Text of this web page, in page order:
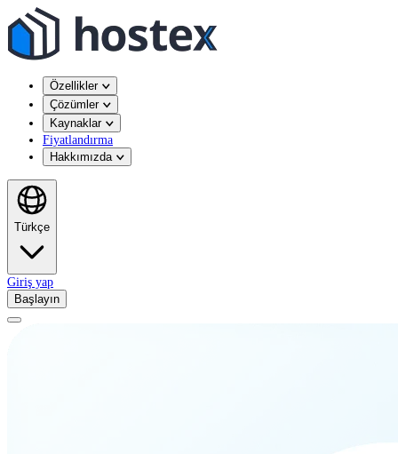
Özellikler
Çözümler
Kaynaklar
Fiyatlandırma
Hakkımızda
Türkçe
Giriş yap
Başlayın